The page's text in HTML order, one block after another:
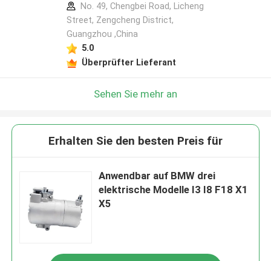
No. 49, Chengbei Road, Licheng
Street, Zengcheng District,
Guangzhou ,China
5.0
Überprüfter Lieferant
Sehen Sie mehr an
Erhalten Sie den besten Preis für
Anwendbar auf BMW drei
elektrische Modelle I3 I8 F18 X1
X5